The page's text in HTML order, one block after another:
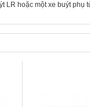
LR hoặc một xe buýt